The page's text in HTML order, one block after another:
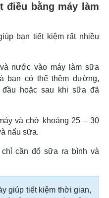
điều bằng máy làm
bạn tiết kiệm rất nhiều
nước vào máy làm sữa
bạn có thể thêm đường,
hoặc sau khi sữa đã
và chờ khoảng 25 – 30
nấu sữa.
cần đổ sữa ra bình và
giúp tiết kiệm thời gian,